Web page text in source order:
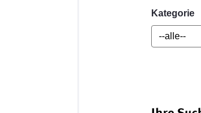
Kategorie